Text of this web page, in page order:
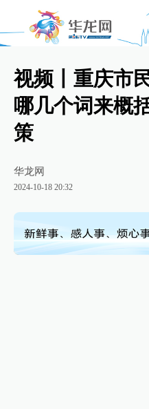
视频丨重庆市
哪几个词来概
策
华龙网
2024-10-18 20:32